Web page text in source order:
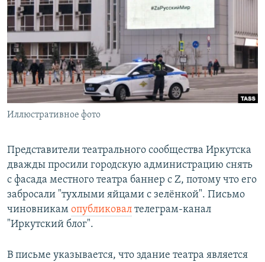
РАСПИСАНИЕ ВЕЩАНИЯ
ПОДПИШИТЕСЬ НА РАССЫЛКУ
СОЦИАЛЬНЫЕ СЕТИ
Все сайты РСЕ/РС
Иллюстративное фото
Представители театрального сообщества Иркутска
дважды просили городскую администрацию снять
с фасада местного театра баннер с Z, потому что его
забросали "тухлыми яйцами с зелёнкой". Письмо
чиновникам опубликовал телеграм-канал
"Иркутский блог".
В письме указывается, что здание театра является